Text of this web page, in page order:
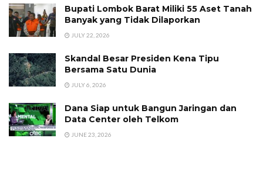
Bupati Lombok Barat Miliki 55 Aset Tanah
Banyak yang Tidak Dilaporkan
JULY 22, 2026
Skandal Besar Presiden Kena Tipu
Bersama Satu Dunia
JULY 6, 2026
Dana Siap untuk Bangun Jaringan dan
Data Center oleh Telkom
JUNE 23, 2026